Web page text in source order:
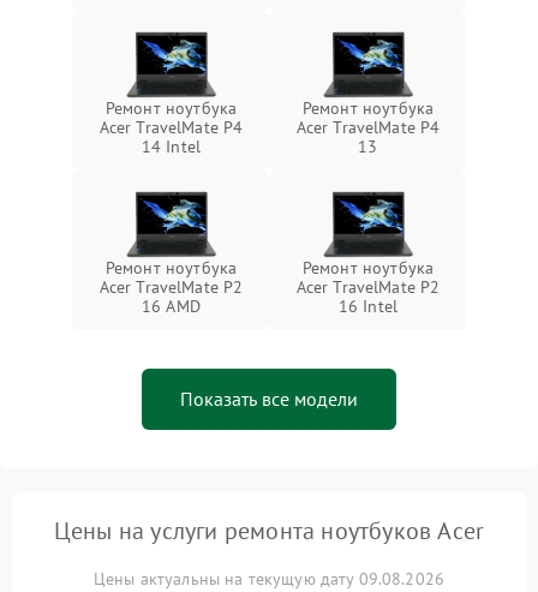
Ремонт ноутбука
Acer TravelMate P4
14 Intel
Ремонт ноутбука
Acer TravelMate P4
13
Ремонт ноутбука
Acer TravelMate P2
16 AMD
Ремонт ноутбука
Acer TravelMate P2
16 Intel
Показать все модели
Цены на услуги ремонта ноутбуков Acer
Цены актуальны на текущую дату 09.08.2026